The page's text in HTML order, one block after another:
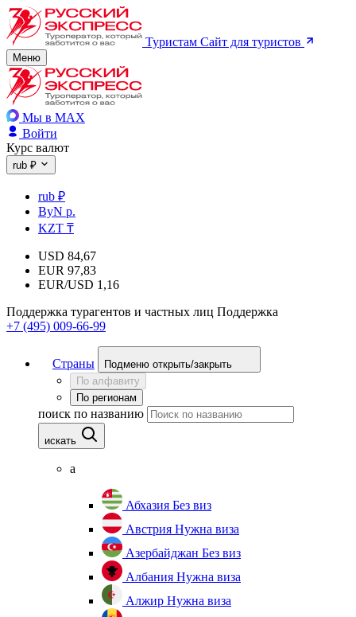
Туристам Сайт для туристов
Меню
Мы в MAX
Войти
Курс валют
rub ₽
rub ₽
ByN р.
KZT ₸
USD 84,67
EUR 97,83
EUR/USD 1,16
Поддержка турагентов и частных лиц Поддержка
+7 (495) 009-66-99
Страны
Подменю открыть/закрыть
По алфавиту
По регионам
поиск по названию
искать
а
Абхазия Без виз
Австрия Нужна виза
Азербайджан Без виз
Албания Нужна виза
Алжир Нужна виза